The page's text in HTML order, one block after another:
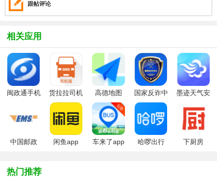
跟帖评论
相关应用
闽政通手机
货拉拉司机
版
高德地图
2026最新版
国家反诈中
心官方版
APP
墨迹天气安
中国邮政
闲鱼app
车来了app
哈啰出行
下厨房
热门推荐